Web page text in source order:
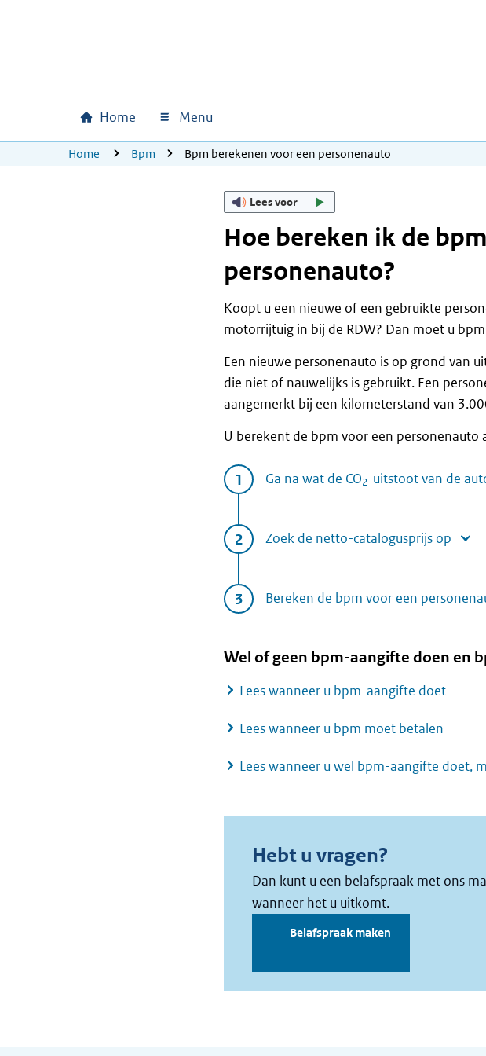
Hoofdnavigatie
Home Menu
U bevindt zich hier:
Home Bpm Bpm berekenen voor een personenauto
Lees voor
Hoe bereken ik de
personenauto?
Koopt u een nieuwe of een gebruikte
motorrijtuig in bij de RDW? Dan moet u
Een nieuwe personenauto is op grond van
die niet of nauwelijks is gebruikt. Een
aangemerkt bij een kilometerstand van
U berekent de bpm voor een personenauto
Ga na wat de CO2-uitstoot van de
Zoek de netto-catalogusprijs op
Bereken de bpm voor een
Wel of geen bpm-aangifte doen en
Lees wanneer u bpm-aangifte doet
Lees wanneer u bpm moet betalen
Lees wanneer u wel bpm-aangifte doet,